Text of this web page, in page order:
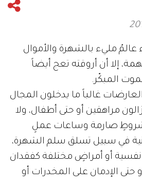
عالمٌ مليء بالشهرة والأموال
إلا أن أروقته تعج أيضاً
المبكّر.
غالباً ما يدخلون المجال
مراهقين أو حتى أطفال، ولا
صارمة وساعات عملٍ
في سبيل تسلق سلم الشهرة،
أو أمراضٍ مختلفة كفقدان
حتى الإدمان على المخدرات أو